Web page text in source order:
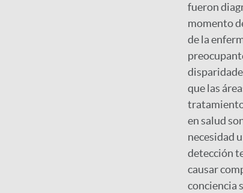
fueron
momento
de la
que las
en salud
necesidad
detección
causar
conciencia